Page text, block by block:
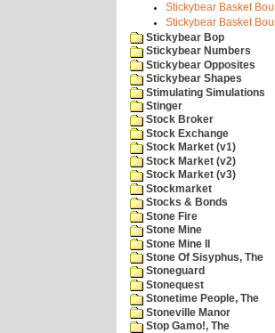
Stickybear Basket
Stickybear Basket
Stickybear Bop
Stickybear Numbers
Stickybear Opposites
Stickybear Shapes
Stimulating Simulations
Stinger
Stock Broker
Stock Exchange
Stock Market (v1)
Stock Market (v2)
Stock Market (v3)
Stockmarket
Stocks & Bonds
Stone Fire
Stone Mine
Stone Mine II
Stone Of Sisyphus, The
Stoneguard
Stonequest
Stonetime People, The
Stoneville Manor
Stop Gamo!, The